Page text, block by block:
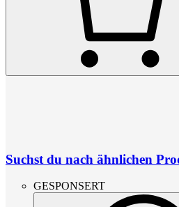
Suchst du nach ähnlichen
GESPONSERT